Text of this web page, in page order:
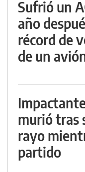
Sufrió un
año
récord de
de un
murió tras
rayo
partido